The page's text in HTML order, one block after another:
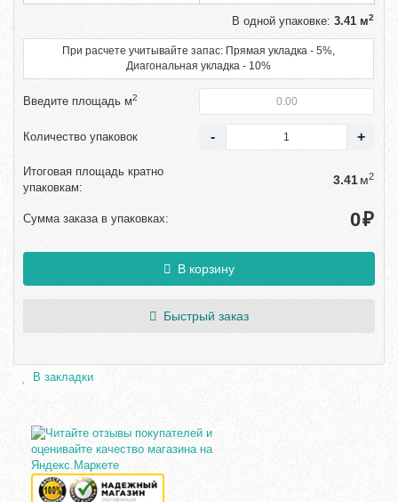
В одной упаковке: 3.41 м2
При расчете учитывайте запас: Прямая укладка - 5%,
Диагональная укладка - 10%
Введите площадь м2
Количество упаковок
Итоговая площадь кратно
упаковкам:
м2
Сумма заказа в упаковках: ₽
В корзину
Быстрый заказ
В закладки